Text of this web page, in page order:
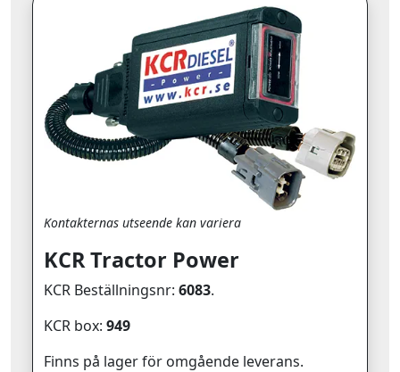
Kontakternas utseende kan variera
KCR Tractor Power
KCR Beställningsnr: 6083.
KCR box: 949
Finns på lager för omgående leverans.